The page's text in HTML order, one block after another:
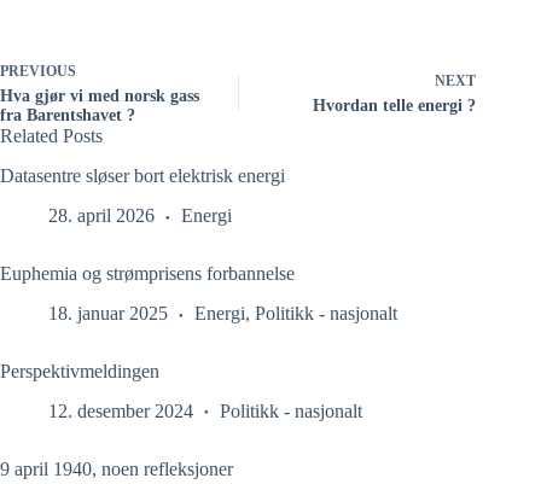
PREVIOUS
Hva gjør vi med norsk gass
fra Barentshavet ?
NEXT
Hvordan telle energi ?
Related Posts
Datasentre sløser bort elektrisk energi
28. april 2026
Energi
Euphemia og strømprisens forbannelse
18. januar 2025
Energi, Politikk - nasjonalt
Perspektivmeldingen
12. desember 2024
Politikk - nasjonalt
9 april 1940, noen refleksjoner